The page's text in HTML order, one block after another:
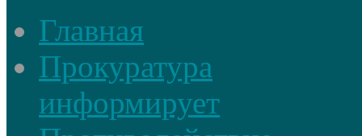
Главная
Прокуратура
информирует